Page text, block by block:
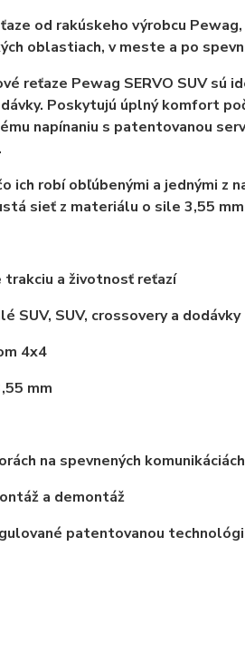
od rakúskeho výrobcu
oblastiach, v meste a po
reťaze Pewag SERVO SUV sú
Poskytujú úplný komfort
napínaniu s patentovanou
robí obľúbenými a jednými z
sieť z materiálu o sile 3,55
a životnosť reťazí
SUV, SUV, crossovery a dodávky
4x4
mm
na spevnených komunikáciách
a demontáž
patentovanou